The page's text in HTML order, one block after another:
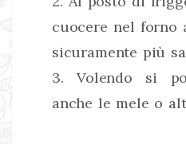
cuocere nel forno
sicuramente più
3. Volendo si
anche le mele o